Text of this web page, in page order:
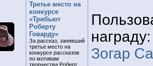
Третье место на
конкурсе
«Трибьют
Роберту
Говарду»
За рассказ, занявший
третье место на
конкурсе рассказов
по мотивам
творчества Роберт
Зогар